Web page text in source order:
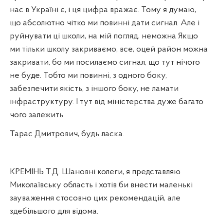
нас в Україні є, і ця цифра вражає. Тому я думаю,
що абсолютно чітко ми повинні дати сигнал. Але і
руйнувати ці школи, на мій погляд, неможна Якщо
ми тільки школу закриваємо, все, оцей район можна
закривати, бо ми посилаємо сигнал, що тут нічого
не буде. Тобто ми повинні, з одного боку,
забезпечити якість, з іншого боку, не ламати
інфраструктуру. І тут від міністерства дуже багато
чого залежить.
Тарас Дмитрович, будь ласка.
КРЕМІНЬ Т.Д. Шановні колеги, я представляю
Миколаївську область і хотів би внести маленькі
зауваження стосовно цих рекомендацій, але
здебільшого для відома.